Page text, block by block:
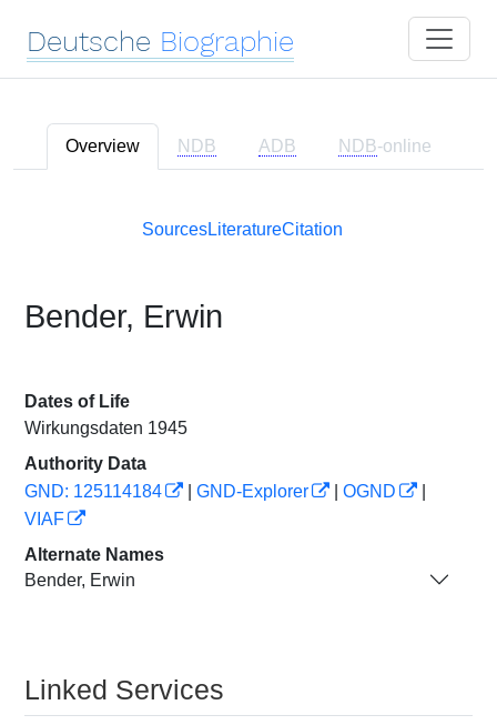
Deutsche Biographie
Overview NDB ADB NDB-online
SourcesLiteratureCitation
Bender, Erwin
Dates of Life
Wirkungsdaten 1945
Authority Data
GND: 125114184
GND-Explorer OGND
VIAF
Alternate Names
Bender, Erwin
Linked Services